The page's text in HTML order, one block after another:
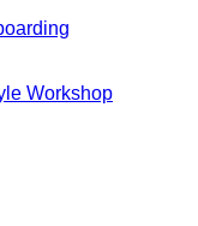
Workshop